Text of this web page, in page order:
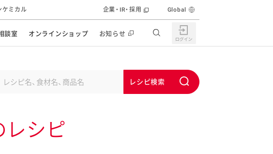
おすすめの特設サイト
キユーピー マヨネーズキッチン
おうちで作るポテトサラダ
その他の商品サイトキャンペーン・イベント
談室 オンラインショップ
ルネス
お知らせ
ケミカル 企業・IR・採用
事業
Global
レシピ